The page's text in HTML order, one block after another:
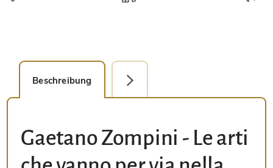
Beschreibung Faksimile-Editionen (1)
Gaetano Zompini - Le arti